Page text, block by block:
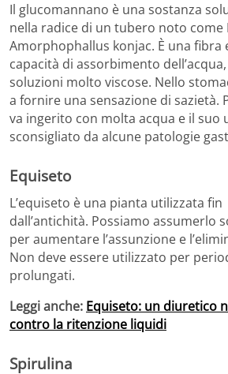
Il glucomannano è una sostanza
nella radice di un tubero noto come
Amorphophallus konjac. È una fibra
capacità di assorbimento
soluzioni molto viscose. Nello
a fornire una sensazione di sazietà.
va ingerito con molta acqua e il suo
sconsigliato da alcune patologie
Equiseto
L’equiseto è una pianta utilizzata fin
dall’antichità. Possiamo assumerlo
per aumentare l’assunzione e
Non deve essere utilizzato per
prolungati.
Leggi anche: Equiseto: un diuretico
contro la ritenzione liquidi
Spirulina